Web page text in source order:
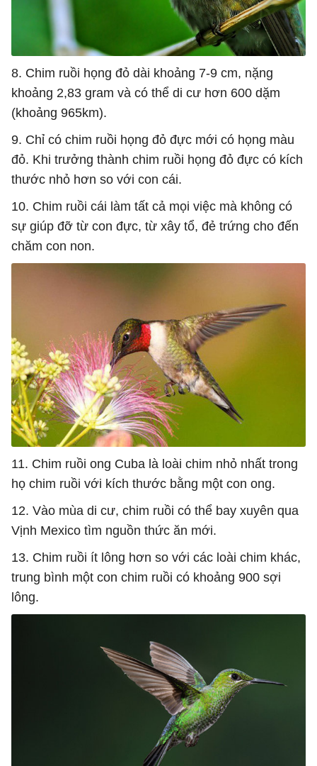
8. Chim ruồi họng đỏ dài khoảng 7-9 cm, nặng
khoảng 2,83 gram và có thể di cư hơn 600 dặm
(khoảng 965km).
9. Chỉ có chim ruồi họng đỏ đực mới có họng màu
đỏ. Khi trưởng thành chim ruồi họng đỏ đực có kích
thước nhỏ hơn so với con cái.
10. Chim ruồi cái làm tất cả mọi việc mà không có
sự giúp đỡ từ con đực, từ xây tổ, đẻ trứng cho đến
chăm con non.
11. Chim ruồi ong Cuba là loài chim nhỏ nhất trong
họ chim ruồi với kích thước bằng một con ong.
12. Vào mùa di cư, chim ruồi có thể bay xuyên qua
Vịnh Mexico tìm nguồn thức ăn mới.
13. Chim ruồi ít lông hơn so với các loài chim khác,
trung bình một con chim ruồi có khoảng 900 sợi
lông.